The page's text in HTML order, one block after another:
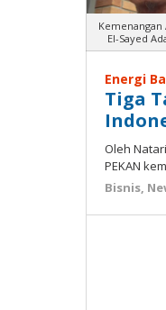
Kemenangan
El-Sayed
Energi
Tiga
Oleh
PEKAN
Bisnis,